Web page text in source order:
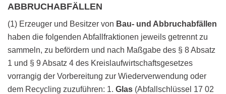
ABBRUCHABFÄLLEN
(1) Erzeuger und Besitzer von Bau- und Abbruchabfällen
haben die folgenden Abfallfraktionen jeweils getrennt zu
sammeln, zu befördern und nach Maßgabe des § 8 Absatz
1 und § 9 Absatz 4 des Kreislaufwirtschaftsgesetzes
vorrangig der Vorbereitung zur Wiederverwendung oder
dem Recycling zuzuführen: 1. Glas (Abfallschlüssel 17 02